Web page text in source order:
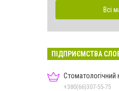
Всі
ПІДПРИЄМСТВА
Стоматологічний
+380(66)307-55-75